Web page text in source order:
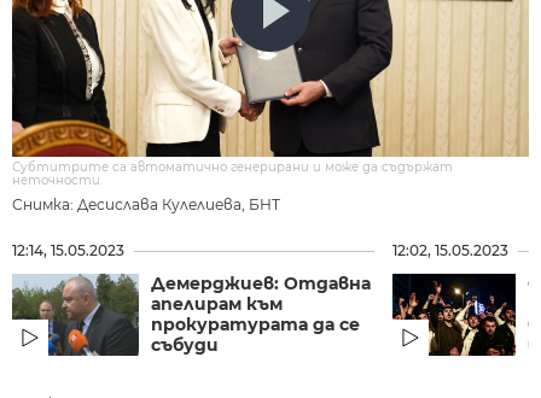
Снимка: Десислава Кулелиева, БНТ
Субтитрите са автоматично генерирани и може да съдържат
неточности.
12:14, 15.05.2023
Демерджиев: Отдавна
апелирам към
прокуратурата да се
събуди
12:02, 15.05.2023